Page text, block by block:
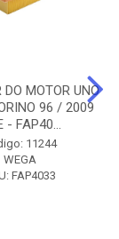
DO MOTOR UNO
96 / 2009
- FAP40...
11244
WEGA
FAP4033